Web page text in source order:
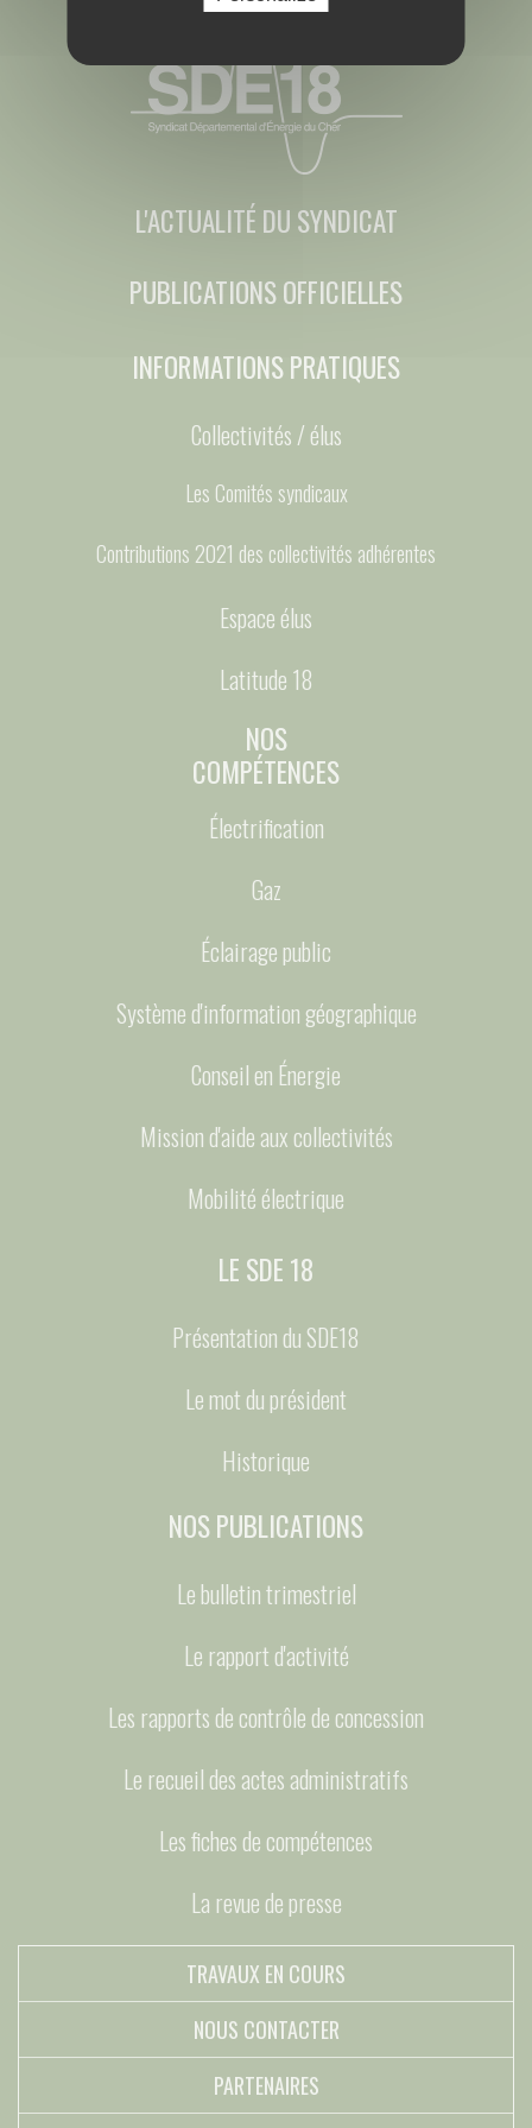
L'ACTUALITÉ DU SYNDICAT
PUBLICATIONS OFFICIELLES
INFORMATIONS PRATIQUES
Collectivités / élus
Les Comités syndicaux
Contributions 2021 des collectivités adhérentes
Espace élus
Latitude 18
NOS
COMPÉTENCES
Électrification
Gaz
Éclairage public
Système d'information géographique
Conseil en Énergie
Mission d'aide aux collectivités
Mobilité électrique
LE SDE 18
Présentation du SDE18
Le mot du président
Historique
NOS PUBLICATIONS
Le bulletin trimestriel
Le rapport d'activité
Les rapports de contrôle de concession
Le recueil des actes administratifs
Les fiches de compétences
La revue de presse
TRAVAUX EN COURS
NOUS CONTACTER
PARTENAIRES